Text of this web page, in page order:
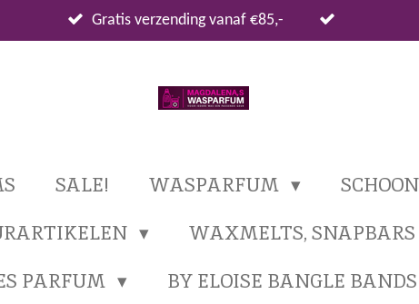
Gratis verzending vanaf €85,-
SALE! WASPARFUM
WAXMELTS,
PARFUM
BY ELOISE BANGLE